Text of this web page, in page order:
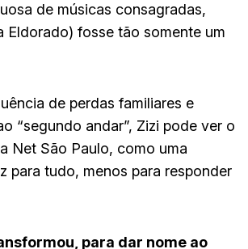
de músicas consagradas,
Eldorado) fosse tão somente um
de perdas familiares e
“segundo andar”, Zizi pode ver o
Net São Paulo, como uma
para tudo, menos para responder
para dar nome ao